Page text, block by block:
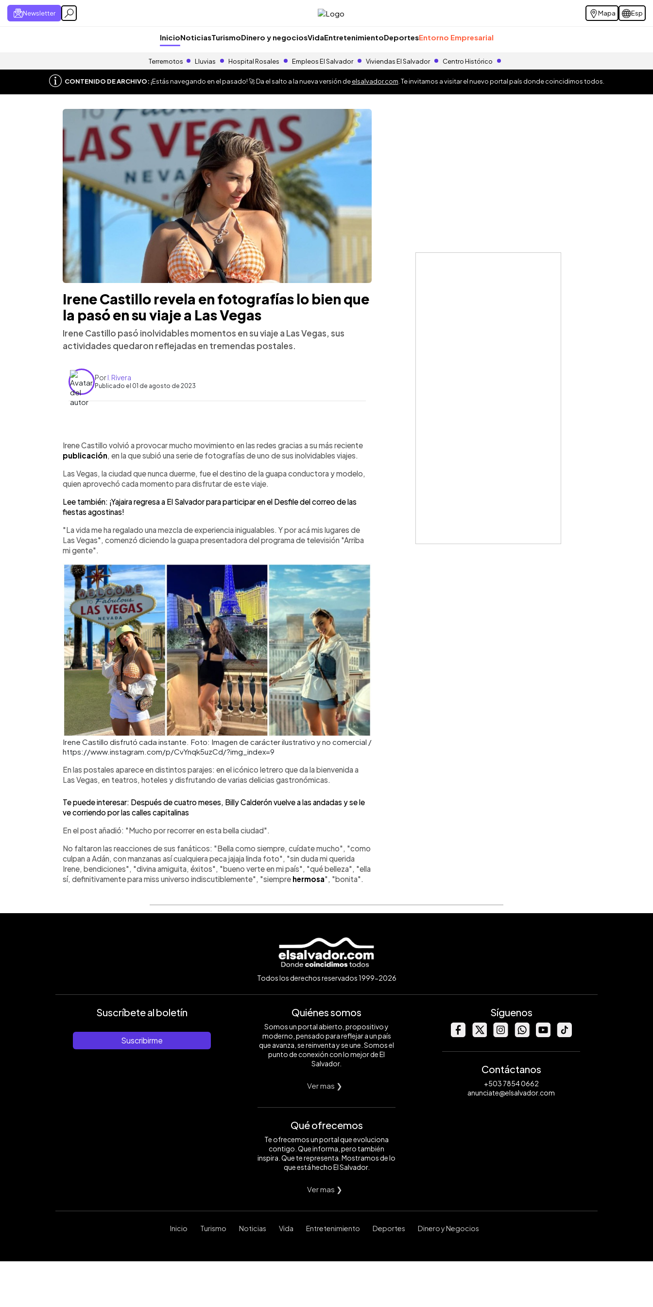
Newsletter Mapa Esp
InicioNoticiasTurismoDinero y negociosVidaEntretenimientoDeportesEntorno Empresarial
Terremotos Lluvias Hospital Rosales Empleos El Salvador Viviendas El Salvador Centro Histórico
CONTENIDO DE ARCHIVO:¡Estás navegando en el pasado! 🚀 Da el salto a la nueva versión deelsalvador.com . Te invitamos a visitar el nuevo portal país donde coincidimos todos.
Irene Castillo revela en fotografías lo bien que
la pasó en su viaje a Las Vegas
Irene Castillo pasó inolvidables momentos en su viaje a Las Vegas, sus
actividades quedaron reflejadas en tremendas postales.
PorI. Rivera
Publicado el 01 de agosto de 2023
► Escuchar artículo
Irene Castillo volvió a provocar mucho movimiento en las redes gracias a su más reciente
publicación , en la que subió una serie de fotografías de uno de sus inolvidables viajes.
Las Vegas, la ciudad que nunca duerme, fue el destino de la guapa conductora y modelo,
quien aprovechó cada momento para disfrutar de este viaje.
Lee también: ¡Yajaira regresa a El Salvador para participar en el Desfile del correo de las
fiestas agostinas!
"La vida me ha regalado una mezcla de experiencia inigualables. Y por acá mis lugares de
Las Vegas", comenzó diciendo la guapa presentadora del programa de televisión "Arriba
mi gente".
Irene Castillo disfrutó cada instante. Foto: Imagen de carácter ilustrativo y no comercial /
https://www.instagram.com/p/CvYnqk5uzCd/?img_index=9
En las postales aparece en distintos parajes: en el icónico letrero que da la bienvenida a
Las Vegas, en teatros, hoteles y disfrutando de varias delicias gastronómicas.
Te puede interesar: Después de cuatro meses, Billy Calderón vuelve a las andadas y se le
ve corriendo por las calles capitalinas
En el post añadió: "Mucho por recorrer en esta bella ciudad".
No faltaron las reacciones de sus fanáticos: "Bella como siempre, cuídate mucho", "como
culpan a Adán, con manzanas así cualquiera peca jajaja linda foto", "sin duda mi querida
Irene, bendiciones", "divina amiguita, éxitos", "bueno verte en mi país", "qué belleza", "ella
sí, definitivamente para miss universo indiscutiblemente", "siempre hermosa", "bonita".
Todos los derechos reservados 1999-2026
Suscríbete al boletín
Suscribirme
Quiénes somos
Somos un portal abierto, propositivo y
moderno, pensado para reflejar a un país
que avanza, se reinventa y se une. Somos el
punto de conexión con lo mejor de El
Salvador.
Ver mas ❯
Qué ofrecemos
Te ofrecemos un portal que evoluciona
contigo. Que informa, pero también
inspira. Que te representa. Mostramos de lo
que está hecho El Salvador.
Ver mas ❯
Síguenos
Contáctanos
+503 7854 0662
anunciate@elsalvador.com
Inicio Turismo Noticias Vida Entretenimiento Deportes Dinero y Negocios